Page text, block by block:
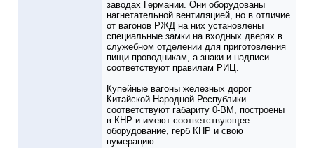
заводах Германии. Они оборудованы
нагнетательной вентиляцией, но в отличие
от вагонов РЖД на них установлены
специальные замки на входных дверях в
служебном отделении для приготовления
пищи проводникам, а знаки и надписи
соответствуют правилам РИЦ.
Купейные вагоны железных дорог
Китайской Народной Республики
соответствуют габариту 0-ВМ, построены
в КНР и имеют соответствующее
оборудование, герб КНР и свою
нумерацию.